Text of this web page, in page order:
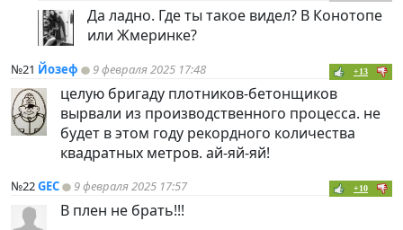
Да ладно. Где ты такое видел? В Конотопе
или Жмеринке?
№21 Йозеф 9 февраля 2025 17:48 +13
целую бригаду плотников-бетонщиков
вырвали из производственного процесса. не
будет в этом году рекордного количества
квадратных метров. ай-яй-яй!
№22GEC 9 февраля 2025 17:57 +10
В плен не брать!!!